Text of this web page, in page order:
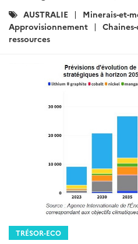
Catégories
:
AUSTRALIE
Minerais-et-
Approvisionnement
ressources
TRÉSOR-ECO